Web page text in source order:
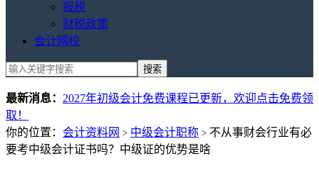
报税
财税政策
会计网校
最新消息： 2027年初级会计免费课程已更新，欢迎点击免费领
取！
你的位置： 会计资料网 > 中级会计职称 > 不从事财会行业有必
要考中级会计证书吗？中级证的优势是啥